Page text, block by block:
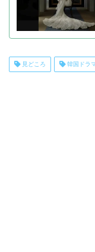
見どころ 韓国ドラ